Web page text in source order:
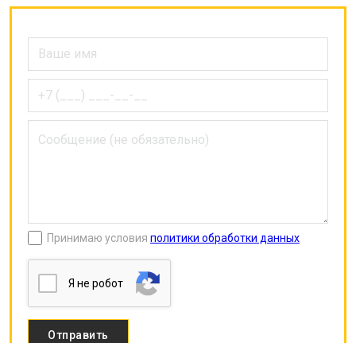
Принимаю условия политики обработки данных
Я нe poбoт